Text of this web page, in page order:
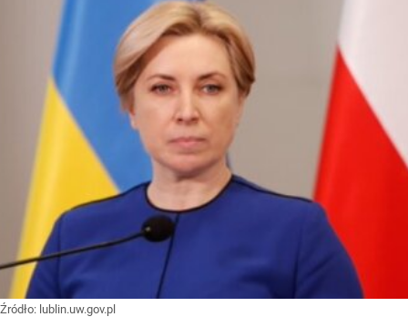
Źródło: lublin.uw.gov.pl